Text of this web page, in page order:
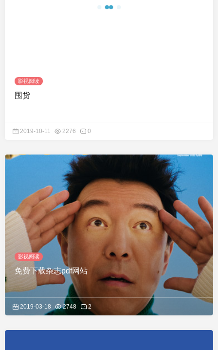
影视阅读
囤货
2019-10-11 2276 0
影视阅读
免费下载杂志pdf网站
2019-03-18 2748 2